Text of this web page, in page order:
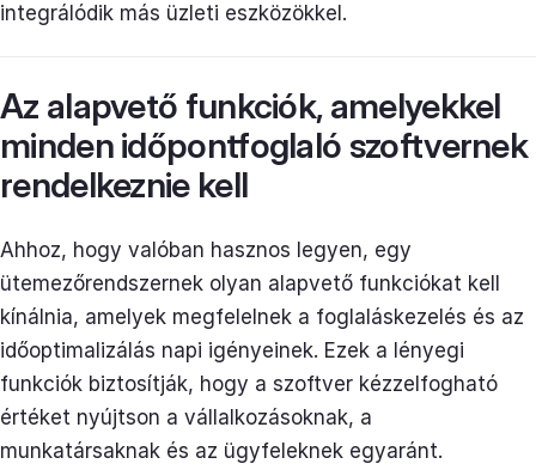
integrálódik más üzleti eszközökkel.
Az alapvető funkciók, amelyekkel
minden időpontfoglaló szoftvernek
rendelkeznie kell
Ahhoz, hogy valóban hasznos legyen, egy
ütemezőrendszernek olyan alapvető funkciókat kell
kínálnia, amelyek megfelelnek a foglaláskezelés és az
időoptimalizálás napi igényeinek. Ezek a lényegi
funkciók biztosítják, hogy a szoftver kézzelfogható
értéket nyújtson a vállalkozásoknak, a
munkatársaknak és az ügyfeleknek egyaránt.